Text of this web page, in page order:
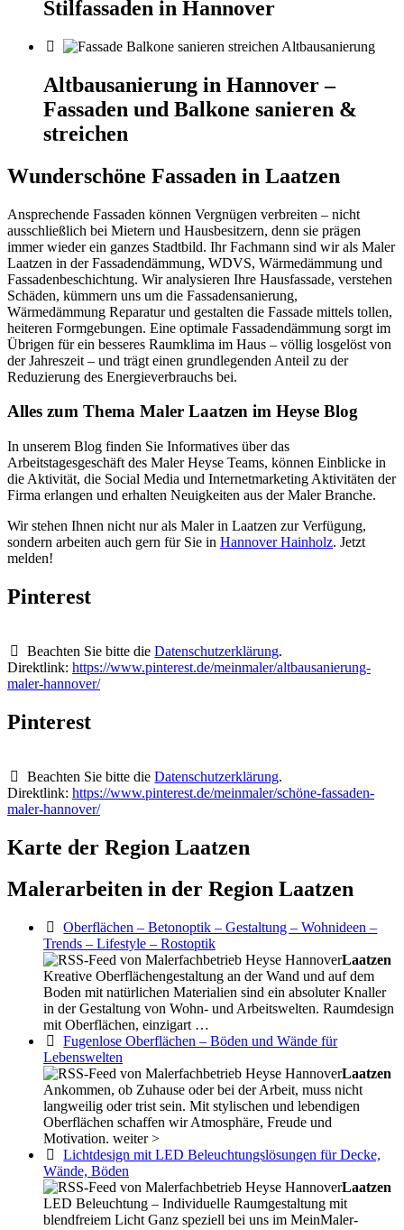
Stilfassaden in Hannover
Altbausanierung in Hannover –
Fassaden und Balkone sanieren &
streichen
Wunderschöne Fassaden in Laatzen
Ansprechende Fassaden können Vergnügen verbreiten – nicht
ausschließlich bei Mietern und Hausbesitzern, denn sie prägen
immer wieder ein ganzes Stadtbild. Ihr Fachmann sind wir als Maler
Laatzen in der Fassadendämmung, WDVS, Wärmedämmung und
Fassadenbeschichtung. Wir analysieren Ihre Hausfassade, verstehen
Schäden, kümmern uns um die Fassadensanierung,
Wärmedämmung Reparatur und gestalten die Fassade mittels tollen,
heiteren Formgebungen. Eine optimale Fassadendämmung sorgt im
Übrigen für ein besseres Raumklima im Haus – völlig losgelöst von
der Jahreszeit – und trägt einen grundlegenden Anteil zu der
Reduzierung des Energieverbrauchs bei.
Alles zum Thema Maler Laatzen im Heyse Blog
In unserem Blog finden Sie Informatives über das
Arbeitstagesgeschäft des Maler Heyse Teams, können Einblicke in
die Aktivität, die Social Media und Internetmarketing Aktivitäten der
Firma erlangen und erhalten Neuigkeiten aus der Maler Branche.
Wir stehen Ihnen nicht nur als Maler in Laatzen zur Verfügung,
sondern arbeiten auch gern für Sie in Hannover Hainholz. Jetzt
melden!
Pinterest
Beachten Sie bitte dieDatenschutzerklärung.
Direktlink: https://www.pinterest.de/meinmaler/altbausanierung-
maler-hannover/
Pinterest
Beachten Sie bitte dieDatenschutzerklärung.
Direktlink: https://www.pinterest.de/meinmaler/schöne-fassaden-
maler-hannover/
Karte der Region Laatzen
Malerarbeiten in der Region Laatzen
Oberflächen – Betonoptik – Gestaltung – Wohnideen –
Trends – Lifestyle – Rostoptik
Laatzen
Kreative Oberflächengestaltung an der Wand und auf dem
Boden mit natürlichen Materialien sind ein absoluter Knaller
in der Gestaltung von Wohn- und Arbeitswelten. Raumdesign
mit Oberflächen, einzigart …
Fugenlose Oberflächen – Böden und Wände für
Lebenswelten
Laatzen
Ankommen, ob Zuhause oder bei der Arbeit, muss nicht
langweilig oder trist sein. Mit stylischen und lebendigen
Oberflächen schaffen wir Atmosphäre, Freude und
Motivation. weiter >
Lichtdesign mit LED Beleuchtungslösungen für Decke,
Wände, Böden
Laatzen
LED Beleuchtung – Individuelle Raumgestaltung mit
blendfreiem Licht Ganz speziell bei uns im MeinMaler-